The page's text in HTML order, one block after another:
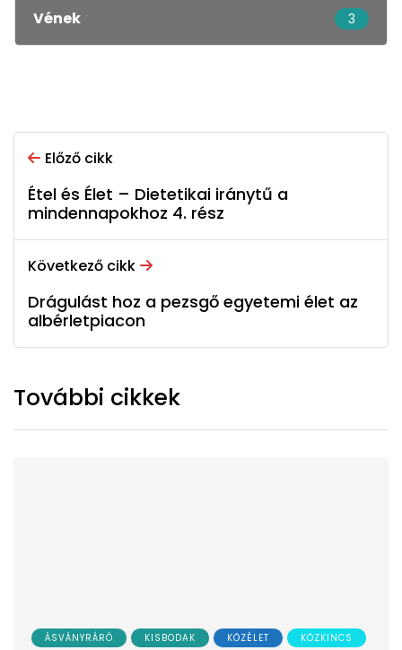
Vének 3
Előző cikk
Étel és Élet – Dietetikai iránytű a
mindennapokhoz 4. rész
Következő cikk
Drágulást hoz a pezsgő egyetemi élet az
albérletpiacon
További cikkek
ÁSVÁNYRÁRÓ KISBODAK KÖZÉLET KÖZKINCS